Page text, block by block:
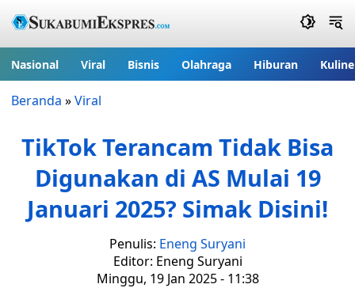
Nasional Viral Bisnis Olahraga Hiburan
Beranda »Viral
TikTok Terancam Tidak Bisa
Digunakan di AS Mulai 19
Januari 2025? Simak Disini!
Penulis: Eneng Suryani
Editor: Eneng Suryani
Minggu, 19 Jan 2025 - 11:38